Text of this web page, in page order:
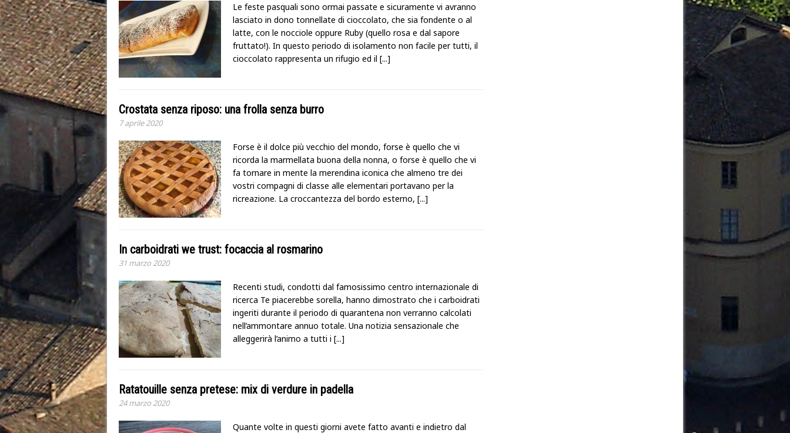
Le feste pasquali sono ormai passate e sicuramente vi avranno
lasciato in dono tonnellate di cioccolato, che sia fondente o al
latte, con le nocciole oppure Ruby (quello rosa e dal sapore
fruttato!). In questo periodo di isolamento non facile per tutti, il
cioccolato rappresenta un rifugio ed il [...]
Crostata senza riposo: una frolla senza burro
7 aprile 2020
Forse è il dolce più vecchio del mondo, forse è quello che vi
ricorda la marmellata buona della nonna, o forse è quello che vi
fa tornare in mente la merendina iconica che almeno tre dei
vostri compagni di classe alle elementari portavano per la
ricreazione. La croccantezza del bordo esterno, [...]
In carboidrati we trust: focaccia al rosmarino
31 marzo 2020
Recenti studi, condotti dal famosissimo centro internazionale di
ricerca Te piacerebbe sorella, hanno dimostrato che i carboidrati
ingeriti durante il periodo di quarantena non verranno calcolati
nell’ammontare annuo totale. Una notizia sensazionale che
alleggerirà l’animo a tutti i [...]
Ratatouille senza pretese: mix di verdure in padella
24 marzo 2020
Quante volte in questi giorni avete fatto avanti e indietro dal